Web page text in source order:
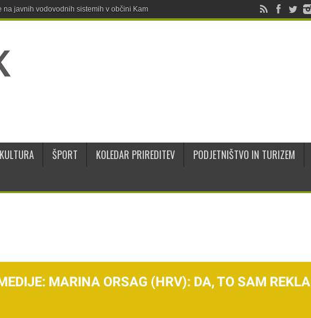
javnih vodovodnih sistemih v občini Kamnik
KULTURA ŠPORT KOLEDAR PRIREDITEV PODJETNIŠTVO IN TURIZEM
MARINA ORSAG (HRV): DA, TO SAM REKLA